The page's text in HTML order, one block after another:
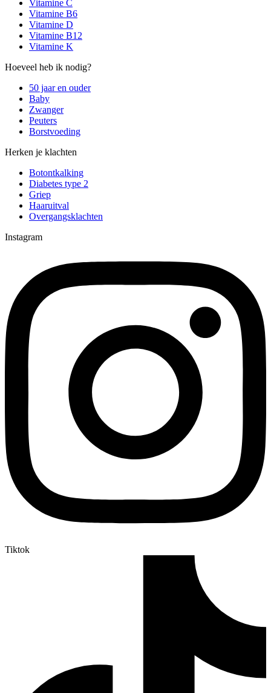
Vitamine C
Vitamine B6
Vitamine D
Vitamine B12
Vitamine K
Hoeveel heb ik nodig?
50 jaar en ouder
Baby
Zwanger
Peuters
Borstvoeding
Herken je klachten
Botontkalking
Diabetes type 2
Griep
Haaruitval
Overgangsklachten
Instagram
Tiktok